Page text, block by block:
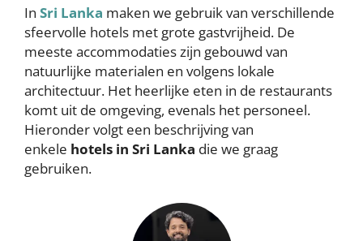
In Sri Lanka maken we gebruik van verschillende
sfeervolle hotels met grote gastvrijheid. De
meeste accommodaties zijn gebouwd van
natuurlijke materialen en volgens lokale
architectuur. Het heerlijke eten in de restaurants
komt uit de omgeving, evenals het personeel.
Hieronder volgt een beschrijving van
enkele hotels in Sri Lanka die we graag
gebruiken.